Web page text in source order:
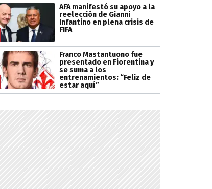
AFA manifestó su apoyo a la
reelección de Gianni
Infantino en plena crisis de
FIFA
Franco Mastantuono fue
presentado en Fiorentina y
se suma a los
entrenamientos: “Feliz de
estar aquí”